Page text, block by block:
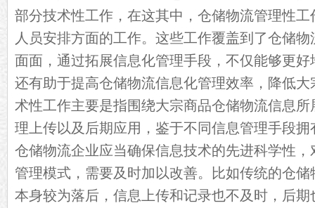
部分技术性工作，在这其中，仓储物流管理性
人员安排方面的工作。这些工作覆盖到了仓储
面面，通过拓展信息化管理手段，不仅能够更
还有助于提高仓储物流信息化管理效率，降低
术性工作主要是指围绕大宗商品仓储物流信息
理上传以及后期应用，鉴于不同信息管理手段
仓储物流企业应当确保信息技术的先进科学性
管理模式，需要及时加以改善。比如传统的仓
本身较为落后，信息上传和记录也不及时，后